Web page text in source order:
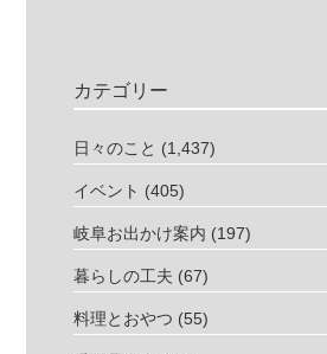
カテゴリー
日々のこと (1,437)
イベント (405)
岐阜お出かけ案内 (197)
暮らしの工夫 (67)
料理とおやつ (55)